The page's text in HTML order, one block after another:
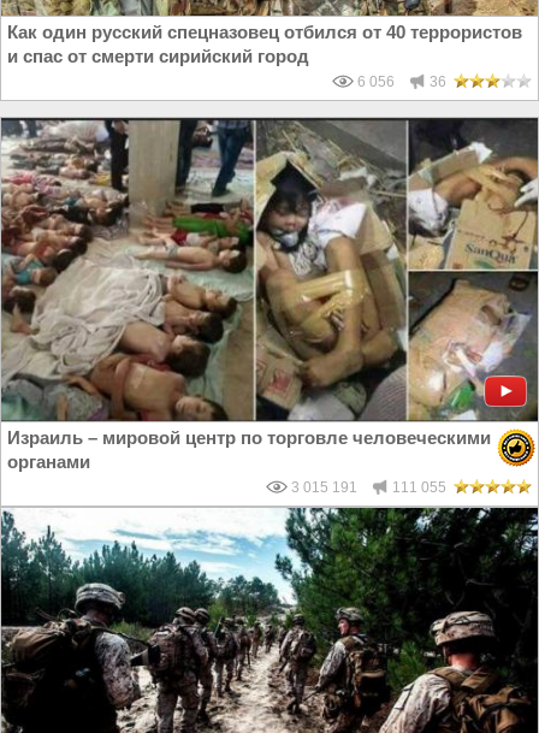
Как один русский спецназовец отбился от 40 террористов
и спас от смерти сирийский город
6 056 36
Израиль – мировой центр по торговле человеческими
органами
3 015 191 111 055